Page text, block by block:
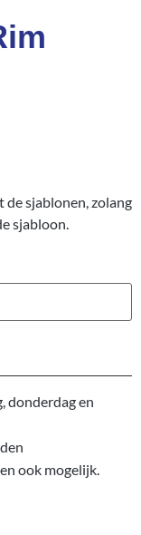
de sjablonen, zolang
sjabloon.
donderdag en
ook mogelijk.